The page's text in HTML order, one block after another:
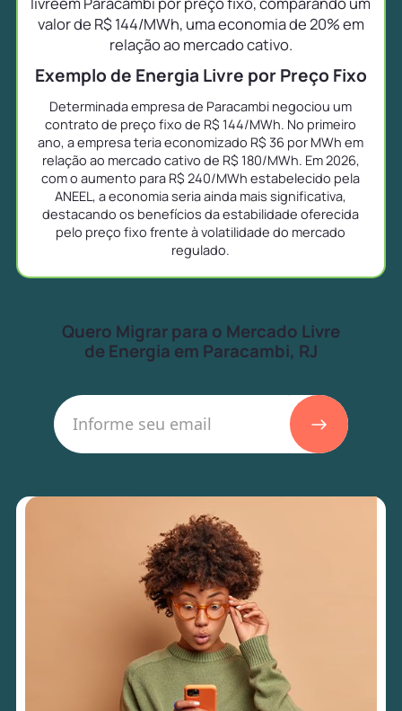
valor de R$ 144/MWh, uma economia de 20% em
relação ao mercado cativo.
Exemplo de Energia Livre por Preço Fixo
Determinada empresa de Paracambi negociou um
contrato de preço fixo de R$ 144/MWh. No primeiro
ano, a empresa teria economizado R$ 36 por MWh em
relação ao mercado cativo de R$ 180/MWh. Em 2026,
com o aumento para R$ 240/MWh estabelecido pela
ANEEL, a economia seria ainda mais significativa,
destacando os benefícios da estabilidade oferecida
pelo preço fixo frente à volatilidade do mercado
regulado.
Quero Migrar para o Mercado Livre
de Energia em Paracambi, RJ